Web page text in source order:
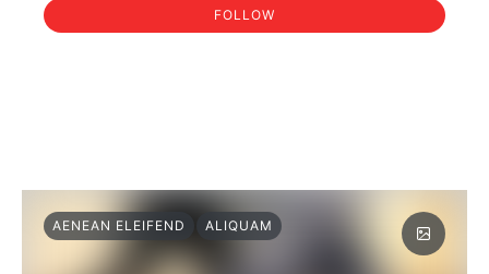
FOLLOW
AENEAN ELEIFEND ALIQUAM